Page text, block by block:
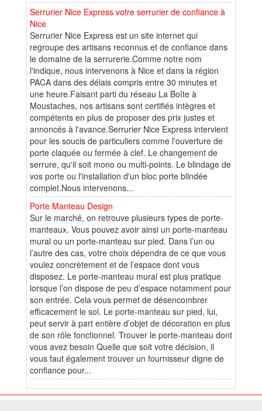
Serrurier Nice Express votre serrurier de confiance à
Nice
Serrurier Nice Express est un site internet qui
regroupe des artisans reconnus et de confiance dans
le domaine de la serrurerie.Comme notre nom
l'indique, nous intervenons à Nice et dans la région
PACA dans des délais compris entre 30 minutes et
une heure.Faisant parti du réseau La Boîte à
Moustaches, nos artisans sont certifiés intègres et
compétents en plus de proposer des prix justes et
annoncés à l'avance.Serrurier Nice Express intervient
pour les soucis de particuliers comme l'ouverture de
porte claquée ou fermée à clef. Le changement de
serrure, qu'il soit mono ou multi-points. Le blindage de
vos porte ou l'installation d'un bloc porte blindée
complet.Nous intervenons...
Porte Manteau Design
Sur le marché, on retrouve plusieurs types de porte-
manteaux. Vous pouvez avoir ainsi un porte-manteau
mural ou un porte-manteau sur pied. Dans l’un ou
l’autre des cas, votre choix dépendra de ce que vous
voulez concrètement et de l’espace dont vous
disposez. Le porte-manteau mural est plus pratique
lorsque l’on dispose de peu d’espace notamment pour
son entrée. Cela vous permet de désencombrer
efficacement le sol. Le porte-manteau sur pied, lui,
peut servir à part entière d’objet de décoration en plus
de son rôle fonctionnel. Trouver le porte-manteau dont
vous avez besoin Quelle que soit votre décision, il
vous faut également trouver un fournisseur digne de
confiance pour...